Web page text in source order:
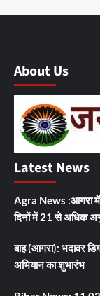
About Us
Latest News
Agra News :आगरा में
दिनों में 21 से अधिक
बाह (आगरा): भदावर
अभियान का शुभारंभ